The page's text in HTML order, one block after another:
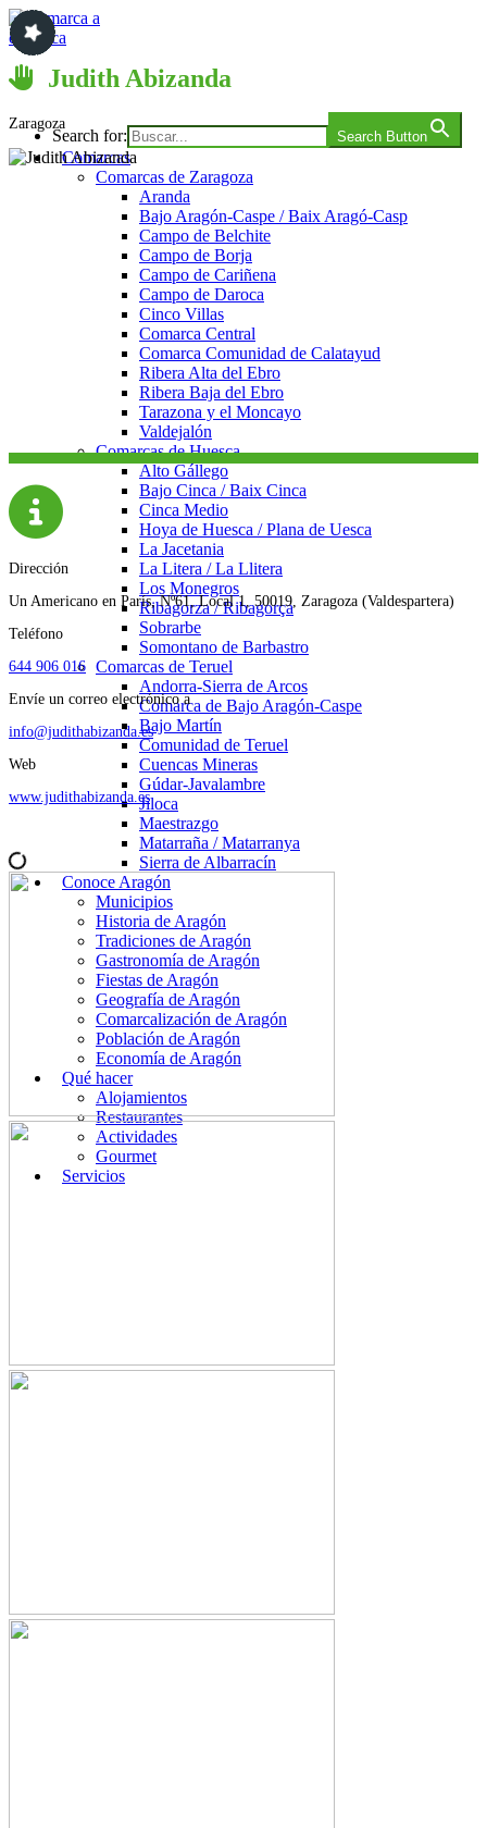
Saltar
al
contenido
Comarca a comarca
Search for: Search Button
Comarcas
Comarcas de Zaragoza
Aranda
Bajo Aragón-Caspe / Baix Aragó-Casp
Campo de Belchite
Campo de Borja
Campo de Cariñena
Campo de Daroca
Cinco Villas
Comarca Central
Comarca Comunidad de Calatayud
Ribera Alta del Ebro
Ribera Baja del Ebro
Tarazona y el Moncayo
Valdejalón
Comarcas de Huesca
Alto Gállego
Bajo Cinca / Baix Cinca
Cinca Medio
Hoya de Huesca / Plana de Uesca
La Jacetania
La Litera / La Llitera
Los Monegros
Ribagorza / Ribagorça
Sobrarbe
Somontano de Barbastro
Comarcas de Teruel
Andorra-Sierra de Arcos
Comarca de Bajo Aragón-Caspe
Bajo Martín
Comunidad de Teruel
Cuencas Mineras
Gúdar-Javalambre
Jiloca
Maestrazgo
Matarraña / Matarranya
Sierra de Albarracín
Conoce Aragón
Municipios
Historia de Aragón
Tradiciones de Aragón
Gastronomía de Aragón
Fiestas de Aragón
Geografía de Aragón
Comarcalización de Aragón
Población de Aragón
Economía de Aragón
Qué hacer
Alojamientos
Restaurantes
Actividades
Gourmet
Servicios
Judith Abizanda
Zaragoza
Dirección
Un Americano en París, Nº61, Local 1, 50019, Zaragoza (Valdespartera)
Teléfono
644 906 016
Envíe un correo electrónico a
info@judithabizanda.es
Web
www.judithabizanda.es